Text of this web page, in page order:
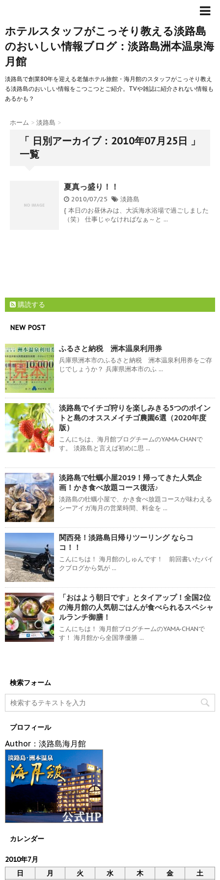
ホテルスタッフがこっそり教える淡路島
のおいしい情報ブログ：淡路島洲本温泉海
月館
淡路島で創業80年を迎える老舗ホテル旅館・海月館のスタッフがこっそり教え
る淡路島のおいしい情報をこつこつとご紹介。TVや雑誌に紹介されない情報も
あるかも？
ホーム > 淡路島 >
「 日別アーカイブ：2010年07月25日 」
一覧
夏真っ盛り！！
2010/07/25
淡路島
{ 本日のお昼休みは、大浜海水浴場で過ごしました
（笑） 仕事じゃなければなぁ～と ...
購読する
NEW POST
ふるさと納税 洲本温泉利用券
兵庫県洲本市のふるさと納税 洲本温泉利用券をご存
じでしょうか？ 兵庫県洲本市のふ ...
淡路島でイチゴ狩りを楽しみきる5つのポイン
トと島のオススメイチゴ農園6選（2020年度
版）
こんにちは、海月館ブログチームのYAMA-CHANで
す。 淡路島と言えば初めに思 ...
淡路島で牡蠣小屋2019！帰ってきた人気企
画！かき食べ放題コース復活♪
淡路島の牡蠣小屋で、かき食べ放題コースが味わえる
シーアイガ海月の営業時間、料金を ...
関西発！淡路島日帰りツーリング ならコ
コ！！
こんにちは！ 海月館のしゅんです！ 前回書いたバイ
クブログから気が ...
「おはよう朝日です」とタイアップ！全国2位
の海月館の人気朝ごはんが食べられるスペシャ
ルランチ御膳！
こんにちは！ 海月館ブログチームのYAMA-CHANで
す！ 海月館から全国準優勝 ...
検索フォーム
プロフィール
Author：淡路島海月館
カレンダー
2010年7月
日
月 火 水 木 金 土